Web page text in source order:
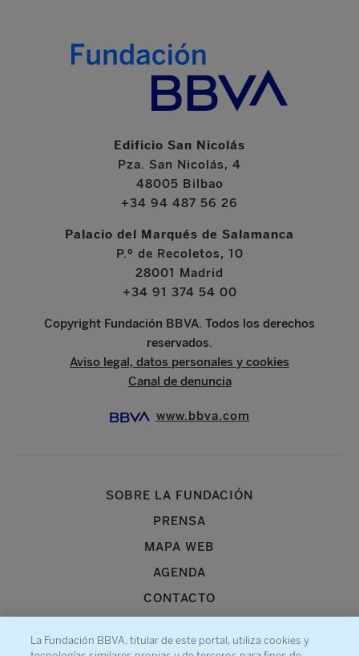
Edificio San Nicolás
Pza. San Nicolás, 4
48005 Bilbao
+34 94 487 56 26
Palacio del Marqués de Salamanca
P.º de Recoletos, 10
28001 Madrid
+34 91 374 54 00
Copyright Fundación BBVA. Todos los derechos
reservados.
Aviso legal, datos personales y cookies
Canal de denuncia
www.bbva.com
SOBRE LA FUNDACIÓN
PRENSA
MAPA WEB
AGENDA
CONTACTO
La Fundación BBVA, titular de este portal, utiliza cookies y